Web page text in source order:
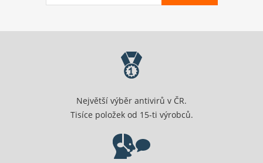
Největší výběr antivirů v ČR.
Tisíce položek od 15-ti výrobců.